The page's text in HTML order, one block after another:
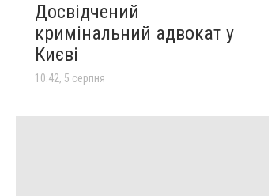
Досвідчений
кримінальний адвокат у
Києві
10:42, 5 серпня